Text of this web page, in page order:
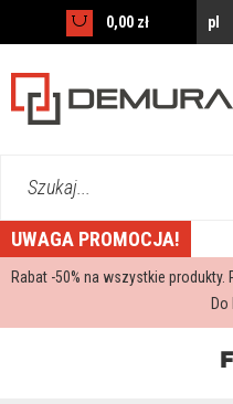
0,00 zł pl
Szukaj...
UWAGA PROMOCJA!
Rabat -50% na wszystkie produkty.